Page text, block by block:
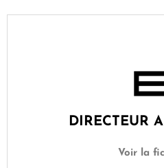
DIRECTEUR
Voir la